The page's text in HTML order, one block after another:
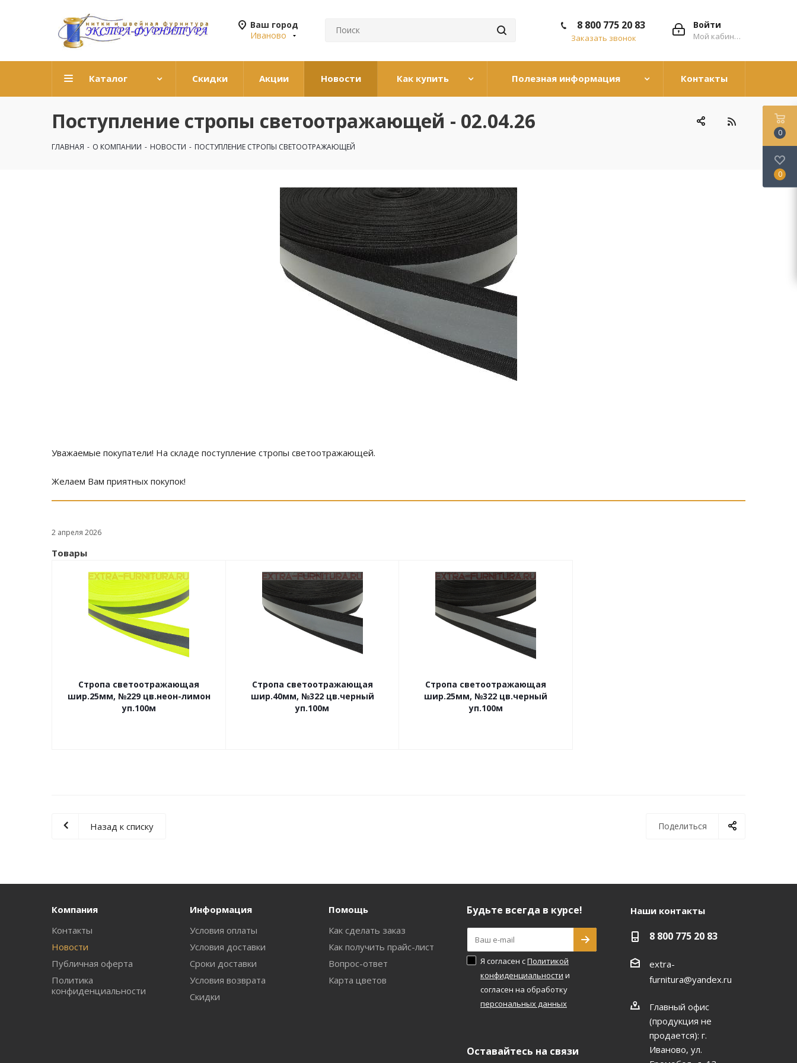
Ваш город
Иваново
Войти
Мой кабинет
8 800 775 20 83
Заказать звонок
Каталог Скидки Акции Новости Как купить Полезная информация Контакты
Поступление стропы светоотражающей - 02.04.26
ГЛАВНАЯ - О КОМПАНИИ - НОВОСТИ - ПОСТУПЛЕНИЕ СТРОПЫ СВЕТООТРАЖАЮЩЕЙ
Уважаемые покупатели! На складе поступление стропы светоотражающей.
Желаем Вам приятных покупок!
2 апреля 2026
Товары
Стропа светоотражающая
шир.25мм, №229 цв.неон-лимон
уп.100м
Стропа светоотражающая
шир.40мм, №322 цв.черный
уп.100м
Стропа светоотражающая
шир.25мм, №322 цв.черный
уп.100м
Поделиться
Назад к списку
Компания
Контакты
Новости
Публичная оферта
Политика
конфиденциальности
Информация
Условия оплаты
Условия доставки
Сроки доставки
Условия возврата
Скидки
Помощь
Как сделать заказ
Как получить прайс-лист
Вопрос-ответ
Карта цветов
Будьте всегда в курсе!
Я согласен сПолитикой
конфиденциальности и
согласен на обработку
персональных данных
Оставайтесь на связи
Наши контакты
8 800 775 20 83
extra-
furnitura@yandex.ru
Главный офис
(продукция не
продается): г.
Иваново, ул.
0
0